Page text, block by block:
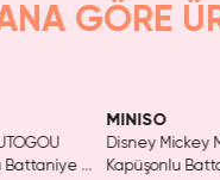
GÖRE
Battaniye –
MINISO
Disney Mickey
Kapüşonlu